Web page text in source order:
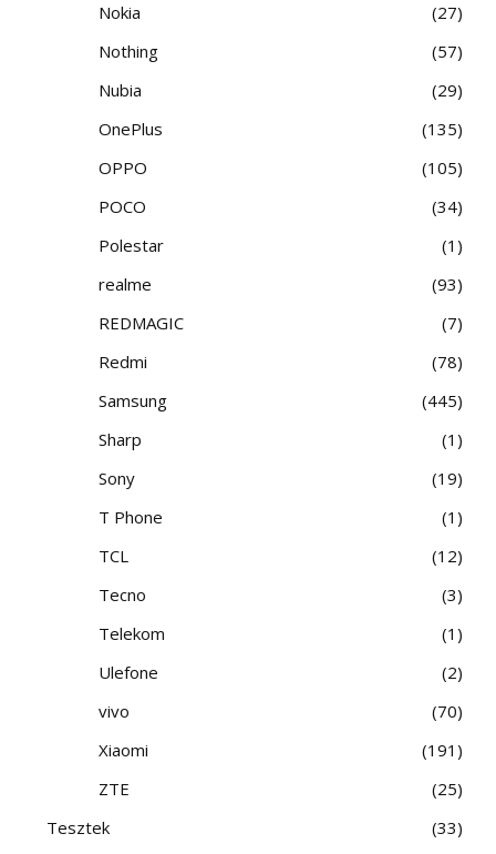
Nokia
27
Nothing
57
Nubia
29
OnePlus
135
OPPO
105
POCO
34
Polestar
1
realme
93
REDMAGIC
7
Redmi
78
Samsung
445
Sharp
1
Sony
19
T Phone
1
TCL
12
Tecno
3
Telekom
1
Ulefone
2
vivo
70
Xiaomi
191
ZTE
25
Tesztek
33